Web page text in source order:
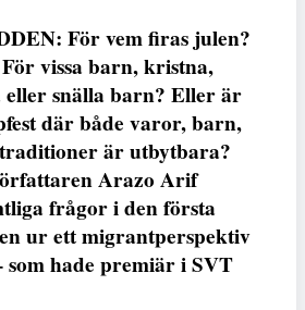
För vem firas julen?
vissa barn, kristna,
snälla barn? Eller är
där både varor, barn,
är utbytbara?
Arazo Arif
frågor i den första
ur ett migrantperspektiv
hade premiär i SVT